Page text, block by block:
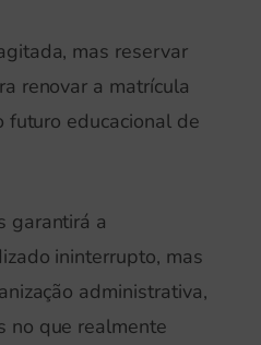
mas reservar
renovar a matrícula
educacional de
garantirá a
ininterrupto, mas
administrativa,
no que realmente